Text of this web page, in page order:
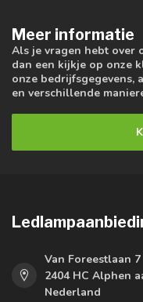
Meer informatie
Als je vragen hebt over
dan een kijkje op onze
onze bedrijfsgegevens,
en verschillende
Van Foreestlaan 7
2404 HC Alphen
Nederland